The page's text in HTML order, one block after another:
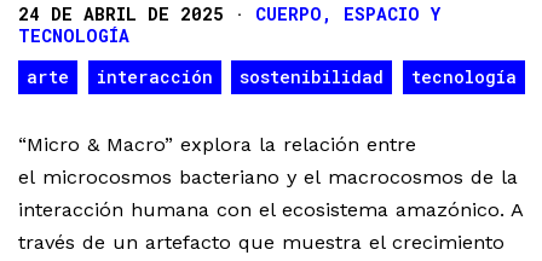
24 DE ABRIL DE 2025 · CUERPO, ESPACIO Y
TECNOLOGÍA
arte
interacción sostenibilidad tecnología
“Micro & Macro” explora la relación entre
el microcosmos bacteriano y el macrocosmos de la
interacción humana con el ecosistema amazónico. A
través de un artefacto que muestra el crecimiento